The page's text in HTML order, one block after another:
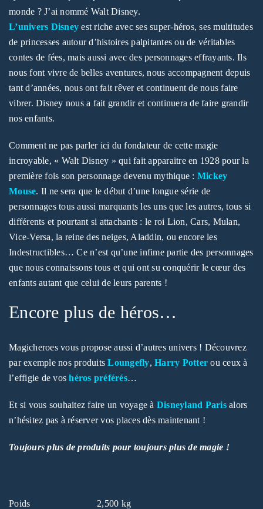
SE CONNECTER
Mot de passe*
Se souvenir de moi
SE CONNECTER
MOT DE PASSE PERDU ?
monde ? J’ai nommé Walt Disney.
L’univers Disney est riche avec ses super-héros, ses multitudes
de princesses autour d’histoires palpitantes ou de véritables
contes de fées, mais aussi avec des personnages effrayants. Ils
nous font vivre de belles aventures, nous accompagnent depuis
tant d’années, nous ont fait rêver et continuent de nous faire
vibrer. Disney nous a fait grandir et continuera de faire grandir
nos enfants.
Comment ne pas parler ici du fondateur de cette magie
incroyable, « Walt Disney » qui fait apparaitre en 1928 pour la
première fois son personnage devenu mythique : Mickey
Mouse. Il ne sera que le début d’une longue série de
personnages tous aussi marquants les uns que les autres, tous si
différents et pourtant si attachants : le roi Lion, Cars, Mulan,
Vice-Versa, la reine des neiges, Aladdin, ou encore les
Indestructibles… Ce n’est qu’une infime partie des personnages
que nous connaissons tous et qui ont su conquérir le cœur des
enfants autant que celui de leurs parents !
Encore plus de héros…
Magicheroes vous propose aussi d’autres univers ! Découvrez
par exemple nos produitsLoungefly, Harry Potter ou ceux à
l’effigie de voshéros préférés…
Et si vous souhaitez faire un voyage à Disneyland Parisalors
n’hésitez pas à réserver vos places dès maintenant !
Toujours plus de produits pour toujours plus de magie !
Poids 2,500 kg